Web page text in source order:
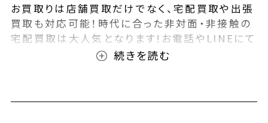
お買取りは店舗買取だけでなく、宅配買取や出張
買取も対応可能！時代に合った非対面・非接触の
宅配買取は大人気となります!お電話やLINEにて
事前査定が可能となっております！また無料の宅